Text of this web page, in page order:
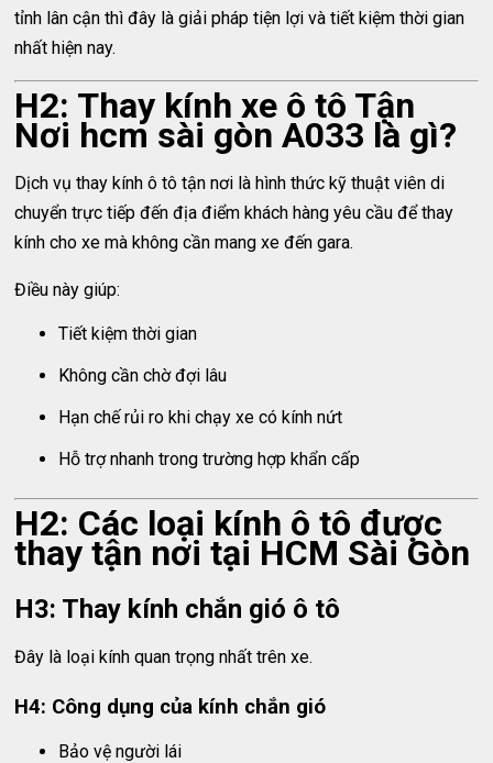
tỉnh lân cận thì đây là giải pháp tiện lợi và tiết kiệm thời gian
nhất hiện nay.
H2: Thay kính xe ô tô Tận
Nơi hcm sài gòn A033 là gì?
Dịch vụ thay kính ô tô tận nơi là hình thức kỹ thuật viên di
chuyển trực tiếp đến địa điểm khách hàng yêu cầu để thay
kính cho xe mà không cần mang xe đến gara.
Điều này giúp:
Tiết kiệm thời gian
Không cần chờ đợi lâu
Hạn chế rủi ro khi chạy xe có kính nứt
Hỗ trợ nhanh trong trường hợp khẩn cấp
H2: Các loại kính ô tô được
thay tận nơi tại HCM Sài Gòn
H3: Thay kính chắn gió ô tô
Đây là loại kính quan trọng nhất trên xe.
H4: Công dụng của kính chắn gió
Bảo vệ người lái